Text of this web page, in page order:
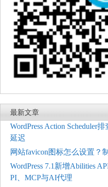
最新文章
WordPress Action Scheduler
延迟
网站favicon图标怎么设置？
WordPress 7.1新增Abilities
PI、MCP与AI代理